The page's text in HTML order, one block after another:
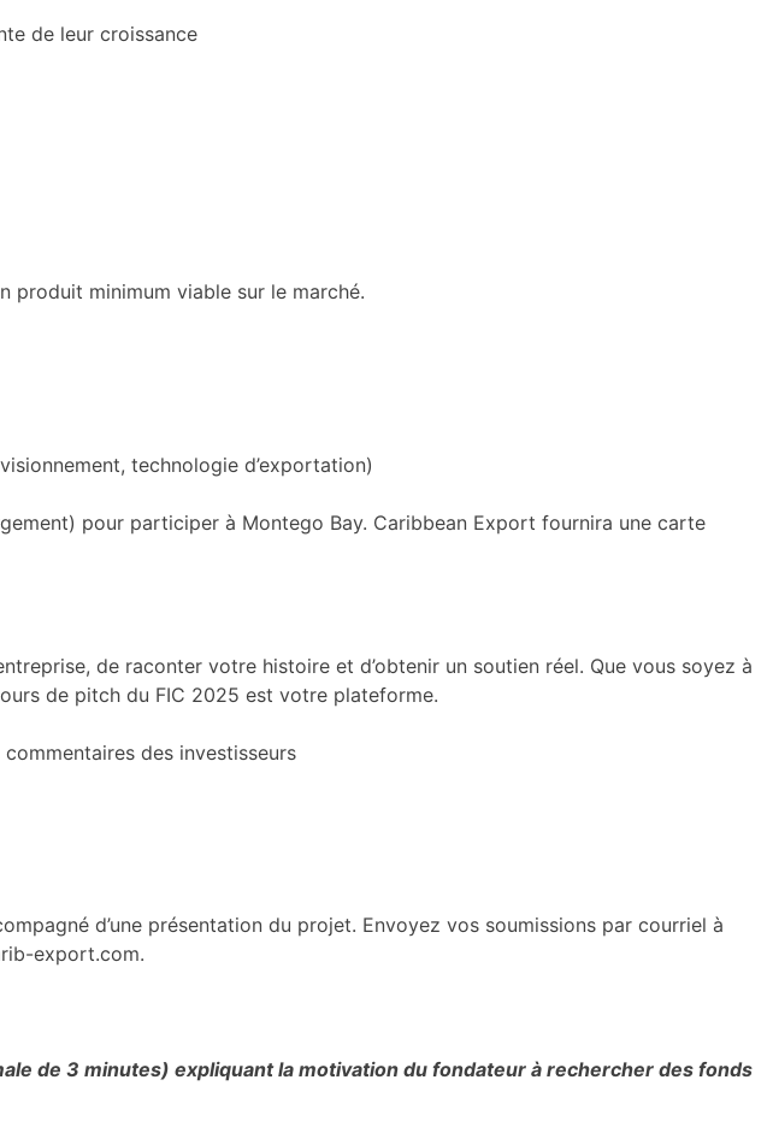
de leur croissance
produit minimum viable sur le marché.
technologie d’exportation)
pour participer à Montego Bay. Caribbean Export fournira une carte
de raconter votre histoire et d’obtenir un soutien réel. Que vous soyez à
de pitch du FIC 2025 est votre plateforme.
des investisseurs
d’une présentation du projet. Envoyez vos soumissions par courriel à
export.com.
de 3 minutes) expliquant la motivation du fondateur à rechercher des fonds